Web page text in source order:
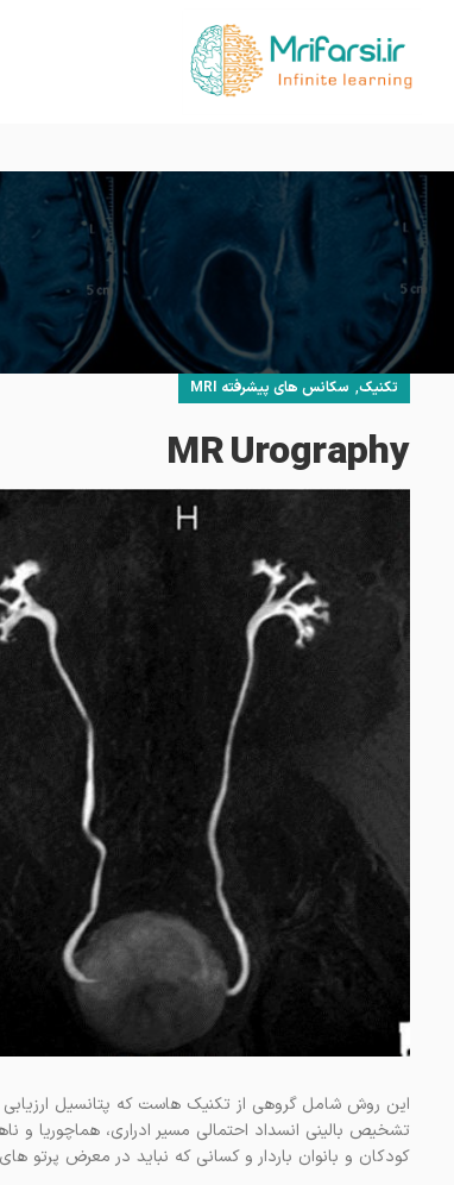
تکنیک, سکانس های پیشرفته MRI
MR Urography
این روش شامل گروهی از تکنیک هاست که پتانسیل ارزیابی
تشخیص بالینی انسداد احتمالی مسیر ادراری، هماچوریا و
کودکان و بانوان باردار و کسانی که نباید در معرض پرتو